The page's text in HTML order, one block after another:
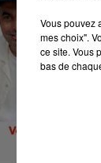
Vous pouvez
mes choix".
ce site. Vous
bas de